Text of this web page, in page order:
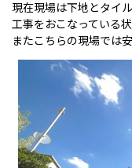
現在現場は下地とタイ
工事をおこなっている状
またこちらの現場では